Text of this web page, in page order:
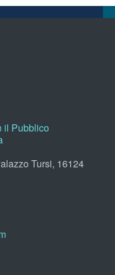
il Pubblico
Tursi, 16124